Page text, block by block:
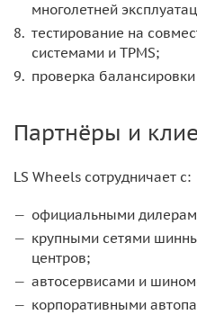
многолетней
тестирование на
системами и TPMS;
проверка
Партнёры и
LS Wheels сотрудничает с:
официальными
крупными сетями
центров;
автосервисами и
корпоративными